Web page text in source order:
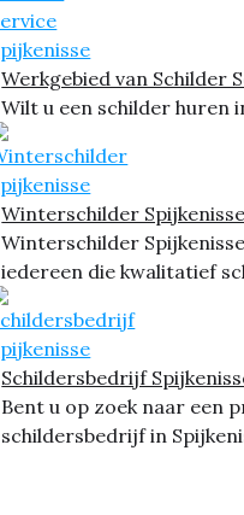
Werkgebied van Schilder
Wilt u een schilder huren
Winterschilder Spijkenisse
Winterschilder
iedereen die kwalitatief
Schildersbedrijf
Bent u op zoek naar een
schildersbedrijf in